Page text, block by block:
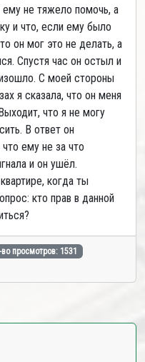
не тяжело помочь, а
и что, если ему было
он мог это не делать, а
Спустя час он остыл и
С моей стороны
я сказала, что он меня
что я не могу
В ответ он
ему не за что
и он ушёл.
когда ты
кто прав в данной
просмотров: 1531